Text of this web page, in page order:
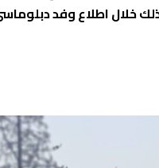
خلال اطلاع وفد